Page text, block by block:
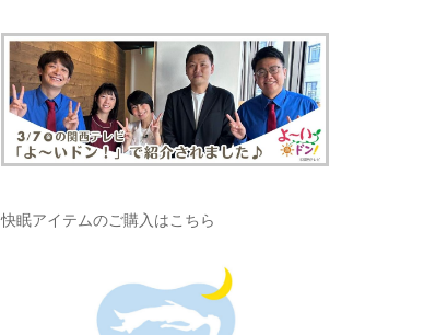
快眠アイテムのご購入はこちら